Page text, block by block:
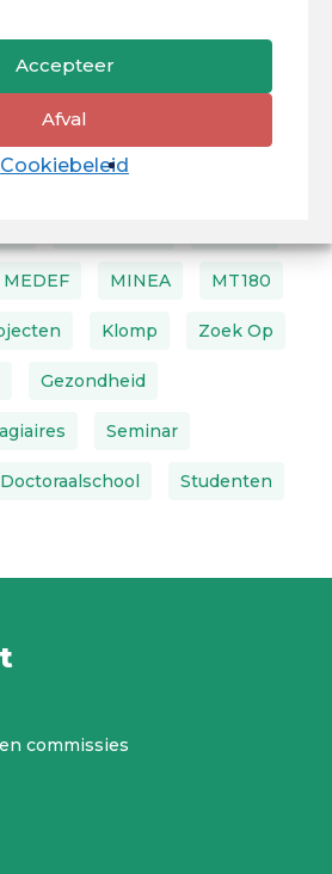
Accepteer
Afval
Cookiebeleid
Milieu
Grenzen
MEDEF MINEA MT180
Klomp Zoek Op
Gezondheid
Seminar
Doctoraalschool Studenten
commissies